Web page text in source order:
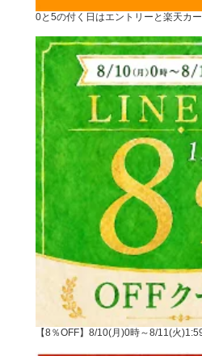
0と5の付く日はエントリーと楽天カ
【8％OFF】8/10(月)0時～8/11(火